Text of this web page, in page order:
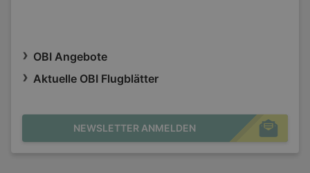
OBI Angebote
Aktuelle OBI Flugblätter
NEWSLETTER ANMELDEN